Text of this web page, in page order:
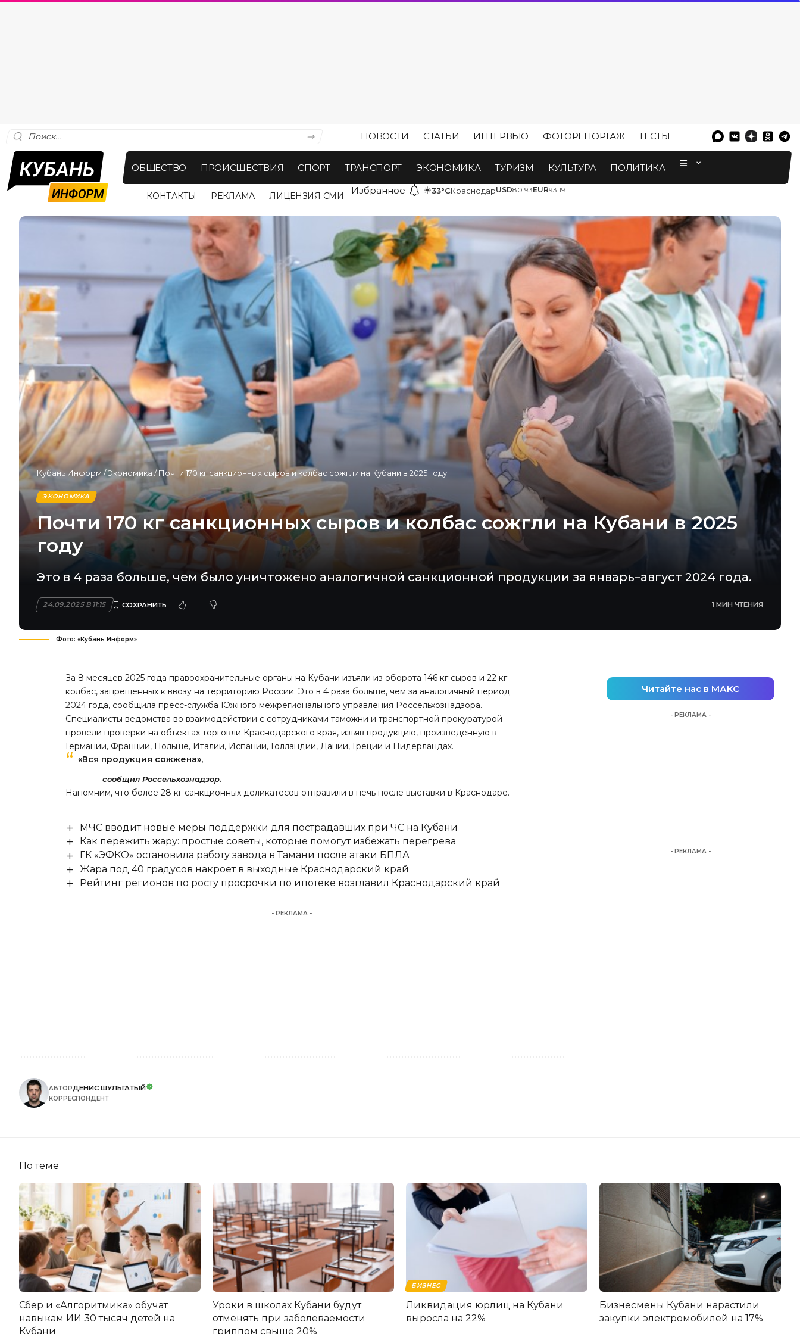
НОВОСТИ СТАТЬИ ИНТЕРВЬЮ ФОТОРЕПОРТАЖ ТЕСТЫ
ОБЩЕСТВО ПРОИСШЕСТВИЯ СПОРТ ТРАНСПОРТ ЭКОНОМИКА ТУРИЗМ КУЛЬТУРА ПОЛИТИКА
КОНТАКТЫ РЕКЛАМА ЛИЦЕНЗИЯ СМИ Избранное ☀33°CКраснодарUSD80.93EUR93.19
Кубань Информ /Экономика /Почти 170 кг санкционных сыров и колбас сожгли на Кубани в 2025 году
ЭКОНОМИКА
Почти 170 кг санкционных сыров и колбас сожгли на Кубани в 2025
году
Это в 4 раза больше, чем было уничтожено аналогичной санкционной продукции за январь–август 2024 года.
24.09.2025 В 11:15 1 МИН ЧТЕНИЯ
Фото: «Кубань Информ»
За 8 месяцев 2025 года правоохранительные органы на Кубани изъяли из оборота 146 кг сыров и 22 кг
колбас, запрещённых к ввозу на территорию России. Это в 4 раза больше, чем за аналогичный период
2024 года, сообщила пресс-служба Южного межрегионального управления Россельхознадзора.
Специалисты ведомства во взаимодействии с сотрудниками таможни и транспортной прокуратурой
провели проверки на объектах торговли Краснодарского края, изъяв продукцию, произведенную в
Германии, Франции, Польше, Италии, Испании, Голландии, Дании, Греции и Нидерландах.
«Вся продукция сожжена»,
сообщил Россельхознадзор.
Напомним, что более 28 кг санкционных деликатесов отправили в печь после выставки в Краснодаре.
МЧС вводит новые меры поддержки для пострадавших при ЧС на Кубани
Как пережить жару: простые советы, которые помогут избежать перегрева
ГК «ЭФКО» остановила работу завода в Тамани после атаки БПЛА
Жара под 40 градусов накроет в выходные Краснодарский край
Рейтинг регионов по росту просрочки по ипотеке возглавил Краснодарский край
- РЕКЛАМА -
АВТОРДЕНИС ШУЛЬГАТЫЙ
КОРРЕСПОНДЕНТ
Читайте нас в МАКС
- РЕКЛАМА -
- РЕКЛАМА -
По теме
Сбер и «Алгоритмика» обучат
навыкам ИИ 30 тысяч детей на
Кубани
Уроки в школах Кубани будут
отменять при заболеваемости
гриппом свыше 20%
БИЗНЕС
Ликвидация юрлиц на Кубани
выросла на 22%
Бизнесмены Кубани нарастили
закупки электромобилей на 17%